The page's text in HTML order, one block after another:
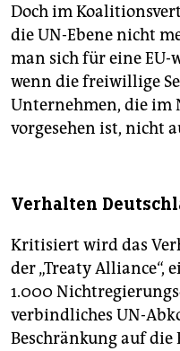
Doch im
die UN-Ebene nicht
man sich für eine EU-
wenn die freiwillige
Unternehmen, die im
vorgesehen ist, nicht
Verhalten
Kritisiert wird das
der „Treaty Alliance“,
1.000
verbindliches UN-
Beschränkung auf die